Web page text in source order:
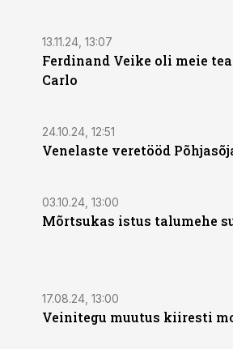
13.11.24, 13:07
Ferdinand Veike oli meie
Carlo
24.10.24, 12:51
Venelaste veretööd
03.10.24, 13:00
Mõrtsukas istus talumehe
17.08.24, 13:00
Veinitegu muutus kiiresti